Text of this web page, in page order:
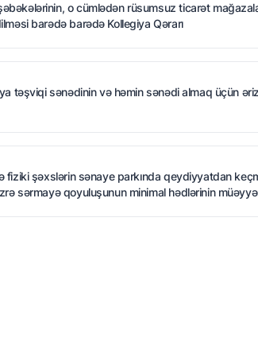
o cümlədən rüsumsuz ticarət
barədə barədə Kollegiya Qərarı
təşviqi sənədinin və həmin sənədi almaq üçün
fiziki şəxslərin sənaye parkında qeydiyyatdan
sərmayə qoyuluşunun minimal hədlərinin